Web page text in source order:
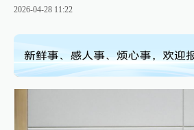
2026-04-28 11:22